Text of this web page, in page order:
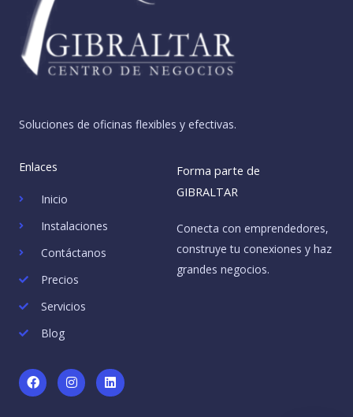
Soluciones de oficinas flexibles y efectivas.
Enlaces
Inicio
Instalaciones
Contáctanos
Precios
Servicios
Blog
Forma parte de
GIBRALTAR
Conecta con emprendedores,
construye tu conexiones y haz
grandes negocios.
F
a
c
I
n
s
L
i
n